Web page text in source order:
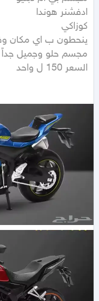
السعر 150 ل واحد